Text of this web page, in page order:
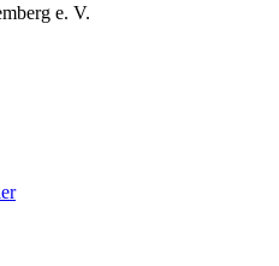
e. V.